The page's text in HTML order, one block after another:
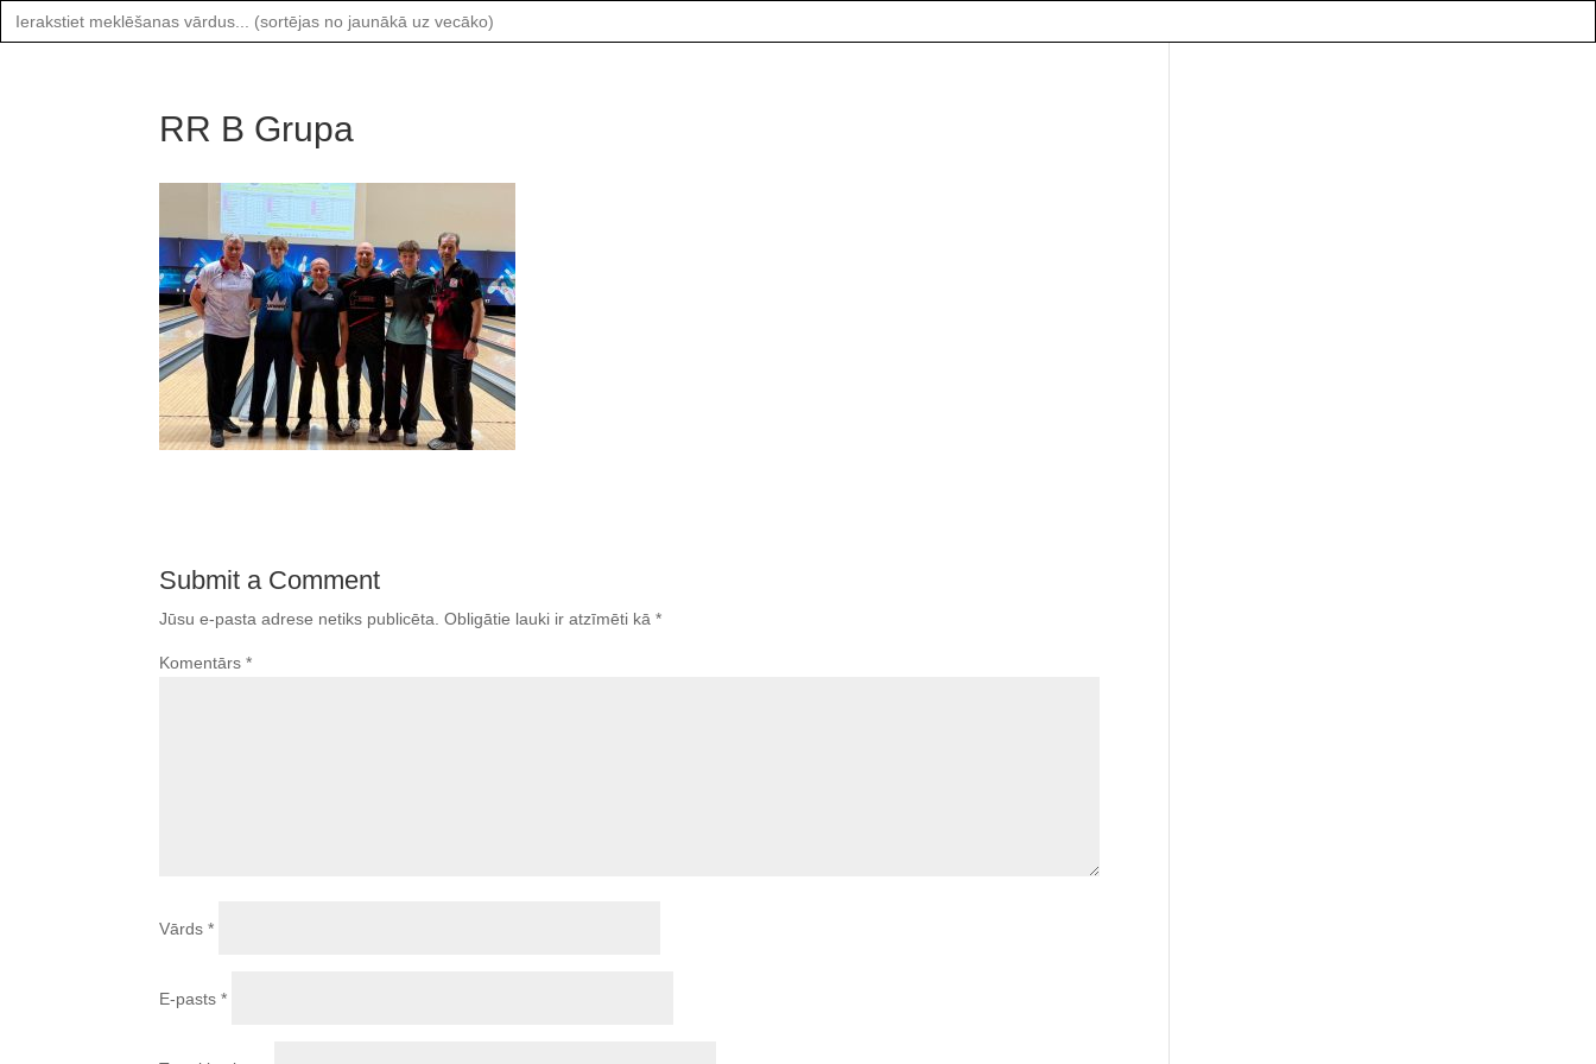
Search
for:
RR B Grupa
Submit a Comment
Jūsu e-pasta adrese netiks publicēta. Obligātie lauki ir atzīmēti kā*
Komentārs*
Vārds*
E-pasts*